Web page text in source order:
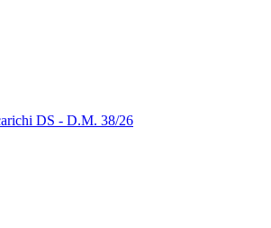
DS - D.M. 38/26